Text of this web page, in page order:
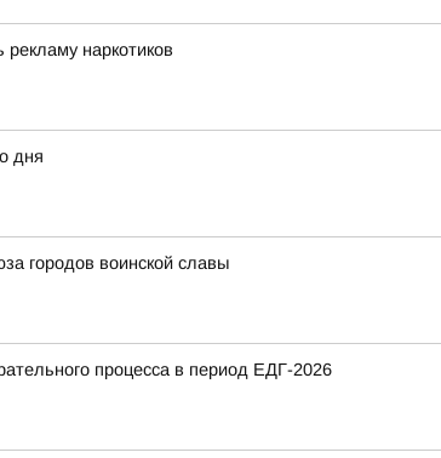
наркотиков
дня
городов воинской славы
процесса в период ЕДГ-2026